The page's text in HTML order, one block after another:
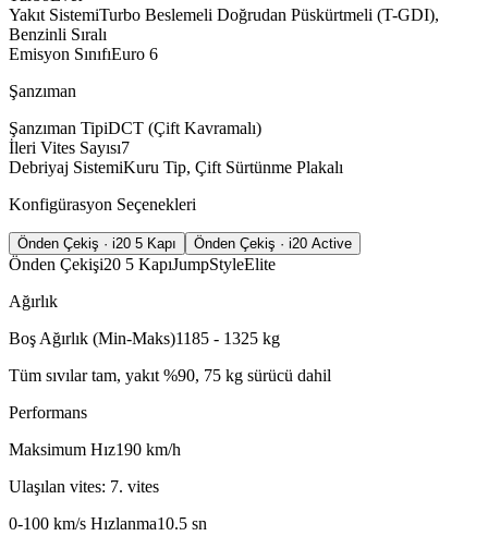
Yakıt SistemiTurbo Beslemeli Doğrudan Püskürtmeli (T-GDI),
Benzinli Sıralı
Emisyon SınıfıEuro 6
Şanzıman
Şanzıman TipiDCT (Çift Kavramalı)
İleri Vites Sayısı7
Debriyaj SistemiKuru Tip, Çift Sürtünme Plakalı
Konfigürasyon Seçenekleri
Önden Çekiş · i20 5 Kapı Önden Çekiş · i20 Active
Önden Çekişi20 5 KapıJumpStyleElite
Ağırlık
Boş Ağırlık (Min-Maks)1185 - 1325 kg
Tüm sıvılar tam, yakıt %90, 75 kg sürücü dahil
Performans
Maksimum Hız190 km/h
Ulaşılan vites: 7. vites
0-100 km/s Hızlanma10.5 sn